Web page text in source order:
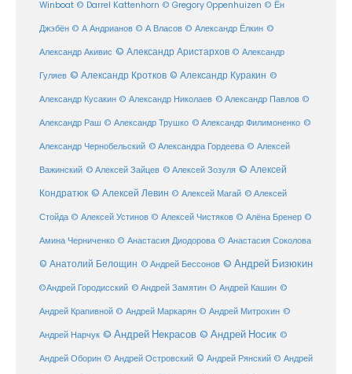
Winboat © Darrel Kattenhorn © Gregory Oppenhuizen © Ён
Джэбён © А Андрианов © А Власов © Александр Ёлкин ©
Александр Акивис © Александр Аристархов © Александр
Гуляев © Александр Кротков © Александр Куракин ©
Александр Кусакин © Александр Николаев © Александр Павлов ©
Александр Раш © Александр Трушко © Александр Филимоненко ©
Александр Чернобельский © Александра Гордеева © Алексей
Важинский © Алексей Зайцев © Алексей Зозуля © Алексей
Кондратюк © Алексей Левин © Алексей Магай © Алексей
Стойда © Алексей Устинов © Алексей Чистяков © Алёна Бренер ©
Амина Черниченко © Анастасия Диодорова © Анастасия Соколова
© Анатолий Белощин © Андрей Бессонов © Андрей Бизюкин
©Андрей Городисский © Андрей Замятин © Андрей Кашин ©
Андрей Крапивной © Андрей Маркарян © Андрей Митрохин ©
Андрей Нарчук © Андрей Некрасов © Андрей Носик ©
Андрей Оборин © Андрей Островский © Андрей Рянский © Андрей